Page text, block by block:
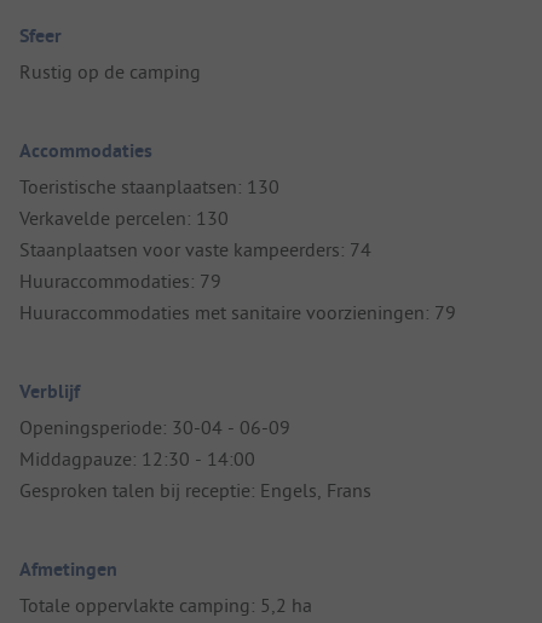
Sfeer
Rustig op de camping
Accommodaties
Toeristische staanplaatsen: 130
Verkavelde percelen: 130
Staanplaatsen voor vaste kampeerders: 74
Huuraccommodaties: 79
Huuraccommodaties met sanitaire voorzieningen: 79
Verblijf
Openingsperiode: 30-04 - 06-09
Middagpauze: 12:30 - 14:00
Gesproken talen bij receptie: Engels, Frans
Afmetingen
Totale oppervlakte camping: 5,2 ha